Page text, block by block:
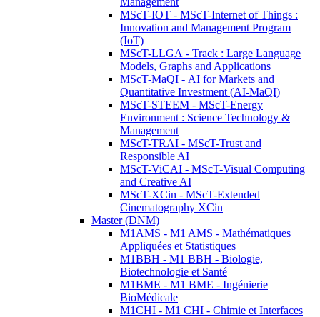
MScT-IOT - MScT-Internet of Things :
Innovation and Management Program
(IoT)
MScT-LLGA - Track : Large Language
Models, Graphs and Applications
MScT-MaQI - AI for Markets and
Quantitative Investment (AI-MaQI)
MScT-STEEM - MScT-Energy
Environment : Science Technology &
Management
MScT-TRAI - MScT-Trust and
Responsible AI
MScT-ViCAI - MScT-Visual Computing
and Creative AI
MScT-XCin - MScT-Extended
Cinematography XCin
Master (DNM)
M1AMS - M1 AMS - Mathématiques
Appliquées et Statistiques
M1BBH - M1 BBH - Biologie,
Biotechnologie et Santé
M1BME - M1 BME - Ingénierie
BioMédicale
M1CHI - M1 CHI - Chimie et Interfaces